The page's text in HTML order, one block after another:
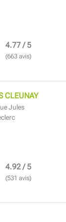
4.77 / 5
(663 avis)
CLEUNAY
Jules
4.92 / 5
(531 avis)